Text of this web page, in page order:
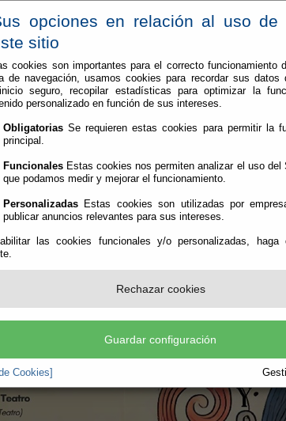
opciones en relación al uso de
sitio
cookies son importantes para el correcto funcionamiento
de navegación, usamos cookies para recordar sus
seguro, recopilar estadísticas para optimizar la
personalizado en función de sus intereses.
Obligatorias Se requieren estas cookies para permitir la
principal.
Funcionales Estas cookies nos permiten analizar el uso del
que podamos medir y mejorar el funcionamiento.
Personalizadas Estas cookies son utilizadas por
publicar anuncios relevantes para sus intereses.
las cookies funcionales y/o personalizadas,
Rechazar cookies
Guardar configuración
Cookies]
Servicios